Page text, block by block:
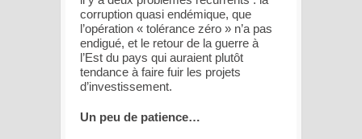
corruption quasi endémique, que
l’opération « tolérance zéro » n’a pas
endigué, et le retour de la guerre à
l’Est du pays qui auraient plutôt
tendance à faire fuir les projets
d’investissement.
Un peu de patience…